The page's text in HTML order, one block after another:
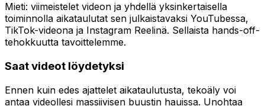
Mieti: viimeistelet videon ja yhdellä yksinkertaisella
toiminnolla aikataulutat sen julkaistavaksi YouTubessa,
TikTok-videona ja Instagram Reelinä. Sellaista hands-off-
tehokkuutta tavoittelemme.
Saat videot löydetyksi
Ennen kuin edes ajattelet aikataulutusta, tekoäly voi
antaa videollesi massiivisen buustin hauissa. Unohtaa